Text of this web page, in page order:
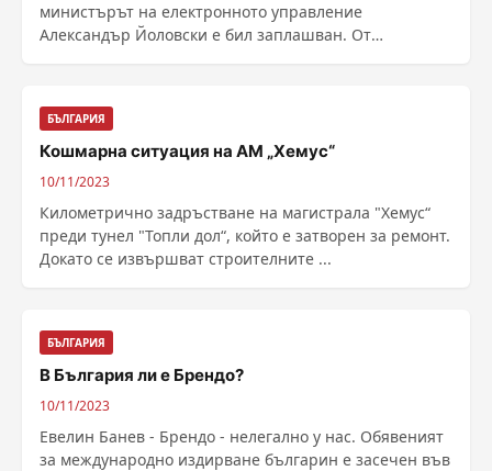
министърът на електронното управление
Александър Йоловски е бил заплашван. От
БЪЛГАРИЯ
Кошмарна ситуация на АМ „Хемус“
10/11/2023
Километрично задръстване на магистрала "Хемус“
преди тунел "Топли дол“, който е затворен за ремонт.
Докато се извършват строителните ...
БЪЛГАРИЯ
В България ли е Брендо?
10/11/2023
Евелин Банев - Брендо - нелегално у нас. Обявеният
за международно издирване българин е засечен във